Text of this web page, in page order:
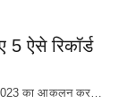
5 ऐसे रिकॉर्ड
2023 का आकलन कर…